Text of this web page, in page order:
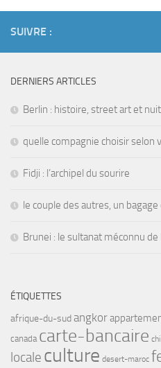
SUIVRE :
DERNIERS ARTICLES
Berlin : histoire, street art et
quelle compagnie choisir selon
Fidji : l’archipel du sourire
le couple des autres, un
Brunei : le sultanat méconnu de
ÉTIQUETTES
afrique-du-sudangkor
canada carte-bancaire
locale culture desert-maroc